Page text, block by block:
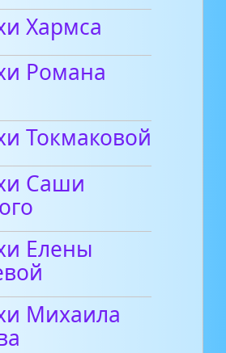
Хармса
Романа
Токмаковой
Саши
Елены
Михаила